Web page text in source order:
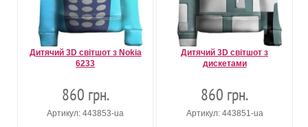
Дитячий 3D світшот з Nokia
6233
860 грн.
Артикул: 443853-ua
Дитячий 3D світшот з
дискетами
860 грн.
Артикул: 443851-ua